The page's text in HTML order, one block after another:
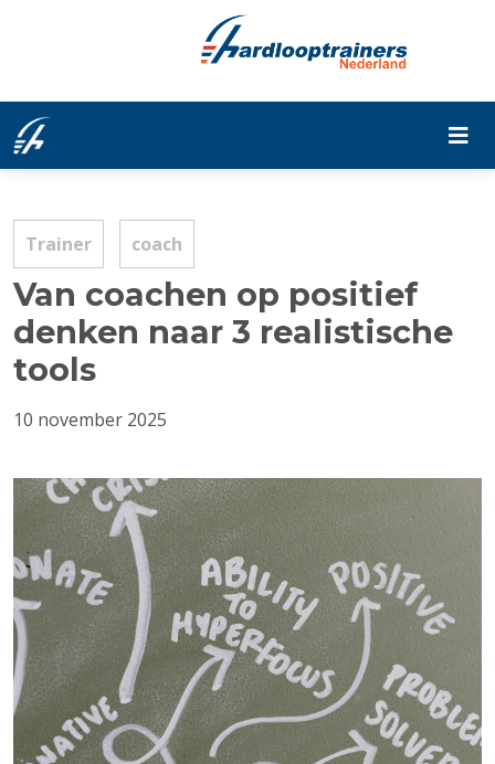
Trainer coach
Van coachen op positief
denken naar 3 realistische
tools
10 november 2025